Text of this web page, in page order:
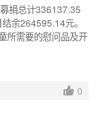
捐总计336137.35
余264595.14元。
所需要的慰问品及开
0